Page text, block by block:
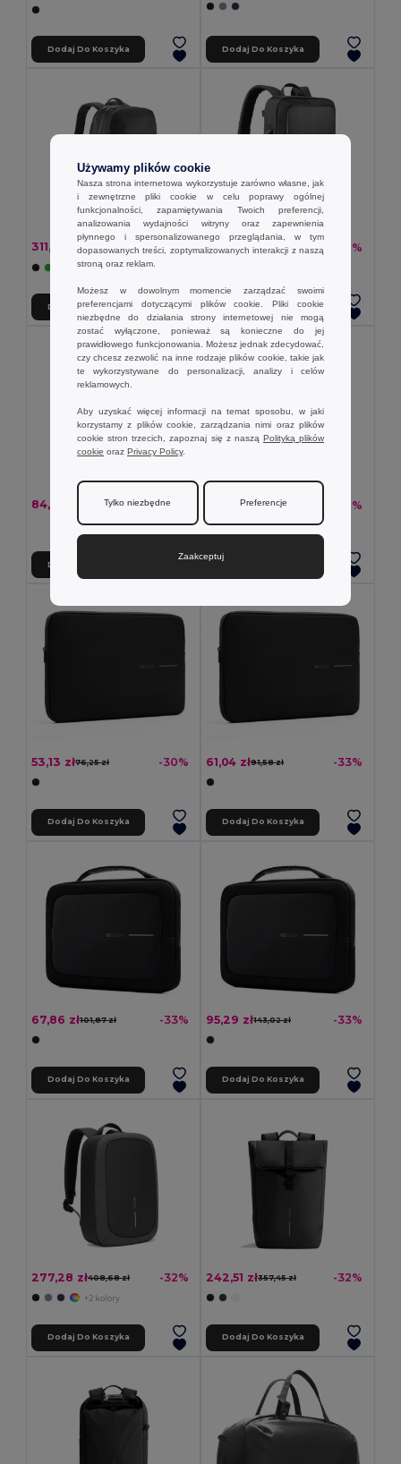
Dodaj Do Koszyka Dodaj Do Koszyka
311,90 zł459,72 zł -32%
Dodaj Do Koszyka
308,63 zł454,88 zł -32%
Dodaj Do Koszyka
84,96 zł 127,49 zł -33%
Dodaj Do Koszyka
277,12 zł408,48 zł -32%
+1 kolory
53,13 zł76,25 zł -30%
Dodaj Do Koszyka
61,04 zł91,58 zł -33%
Dodaj Do Koszyka
67,86 zł101,87 zł -33%
Dodaj Do Koszyka
95,29 zł143,02 zł -33%
Dodaj Do Koszyka
277,28 zł408,68 zł -32%
+2 kolory
Dodaj Do Koszyka
242,51 zł357,45 zł -32%
Dodaj Do Koszyka
Używamy plików cookie
Nasza strona internetowa wykorzystuje zarówno własne, jak
i zewnętrzne pliki cookie w celu poprawy ogólnej
funkcjonalności, zapamiętywania Twoich preferencji,
analizowania wydajności witryny oraz zapewnienia
płynnego i spersonalizowanego przeglądania, w tym
dopasowanych treści, zoptymalizowanych interakcji z naszą
stroną oraz reklam.
Możesz w dowolnym momencie zarządzać swoimi
preferencjami dotyczącymi plików cookie. Pliki cookie
niezbędne do działania strony internetowej nie mogą
zostać wyłączone, ponieważ są konieczne do jej
prawidłowego funkcjonowania. Możesz jednak zdecydować,
czy chcesz zezwolić na inne rodzaje plików cookie, takie jak
te wykorzystywane do personalizacji, analizy i celów
reklamowych.
Aby uzyskać więcej informacji na temat sposobu, w jaki
korzystamy z plików cookie, zarządzania nimi oraz plików
cookie stron trzecich, zapoznaj się z naszą Polityką plików
cookie oraz Privacy Policy.
Tylko niezbędne Preferencje
Zaakceptuj